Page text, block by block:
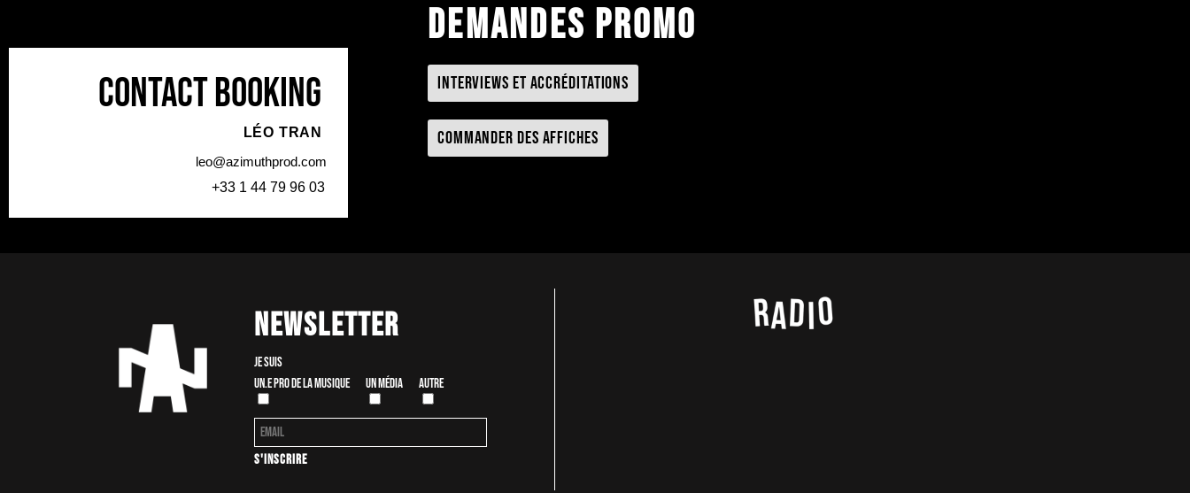
Contact booking
LÉO TRAN
leo@azimuthprod.com
+33 1 44 79 96 03
Demandes promo
Interviews et accréditations
Commander des affiches
Newsletter
Je suis
Un.e pro de la musique
Un média Autre